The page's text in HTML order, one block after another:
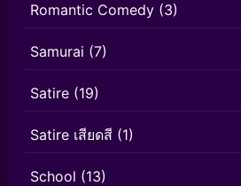
Romantic Comedy (3)
Samurai (7)
Satire (19)
Satire เสียดสี (1)
School (13)